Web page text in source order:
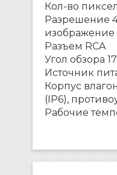
Кол-во
Разрешение
изображение
Разъем RCA
Угол обзора
Источник
Корпус
(IP6),
Рабочие